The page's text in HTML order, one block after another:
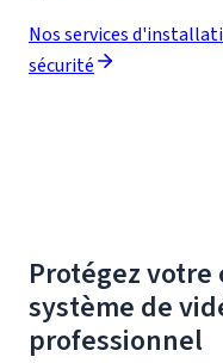
Nos services
sécurité
Protégez votre
système de
professionnel